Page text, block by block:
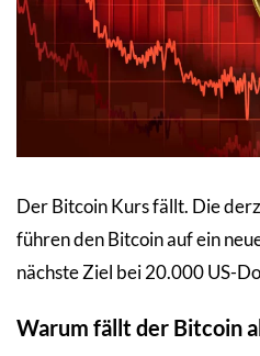
Der Bitcoin Kurs fällt. Die
führen den Bitcoin auf ein
nächste Ziel bei 20.000 US-
Warum fällt der Bitcoin